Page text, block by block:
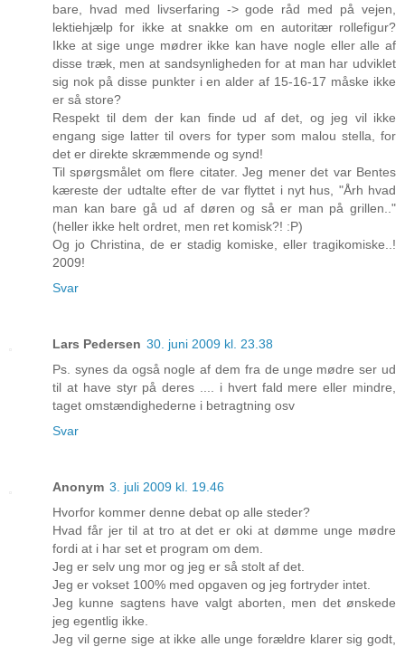
bare, hvad med livserfaring -> gode råd med på vejen,
lektiehjælp for ikke at snakke om en autoritær rollefigur?
Ikke at sige unge mødrer ikke kan have nogle eller alle af
disse træk, men at sandsynligheden for at man har udviklet
sig nok på disse punkter i en alder af 15-16-17 måske ikke
er så store?
Respekt til dem der kan finde ud af det, og jeg vil ikke
engang sige latter til overs for typer som malou stella, for
det er direkte skræmmende og synd!
Til spørgsmålet om flere citater. Jeg mener det var Bentes
kæreste der udtalte efter de var flyttet i nyt hus, "Årh hvad
man kan bare gå ud af døren og så er man på grillen.."
(heller ikke helt ordret, men ret komisk?! :P)
Og jo Christina, de er stadig komiske, eller tragikomiske..!
2009!
Svar
Lars Pedersen 30. juni 2009 kl. 23.38
Ps. synes da også nogle af dem fra de unge mødre ser ud
til at have styr på deres .... i hvert fald mere eller mindre,
taget omstændighederne i betragtning osv
Svar
Anonym 3. juli 2009 kl. 19.46
Hvorfor kommer denne debat op alle steder?
Hvad får jer til at tro at det er oki at dømme unge mødre
fordi at i har set et program om dem.
Jeg er selv ung mor og jeg er så stolt af det.
Jeg er vokset 100% med opgaven og jeg fortryder intet.
Jeg kunne sagtens have valgt aborten, men det ønskede
jeg egentlig ikke.
Jeg vil gerne sige at ikke alle unge forældre klarer sig godt,